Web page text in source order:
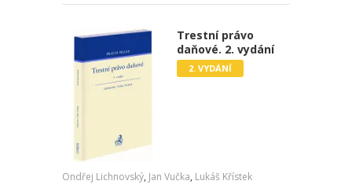
Trestní právo
daňové. 2. vydání
2. VYDÁNÍ
Ondřej Lichnovský, Jan Vučka, Lukáš Křístek